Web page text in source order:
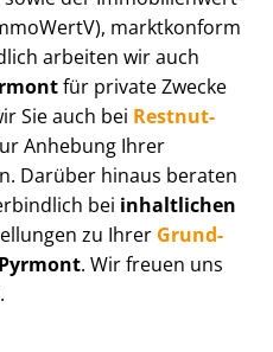
marktkonform
arbeiten wir auch
für private Zwecke
Sie auch bei Rest­nut­
Anhebung Ihrer
Darüber hinaus beraten
bei inhaltlichen
zu Ihrer Grund­
. Wir freuen uns